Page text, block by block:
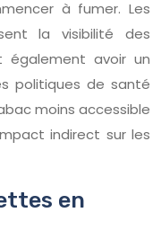
à fumer. Les
la visibilité des
avoir un
politiques de santé
moins accessible
indirect sur les
en